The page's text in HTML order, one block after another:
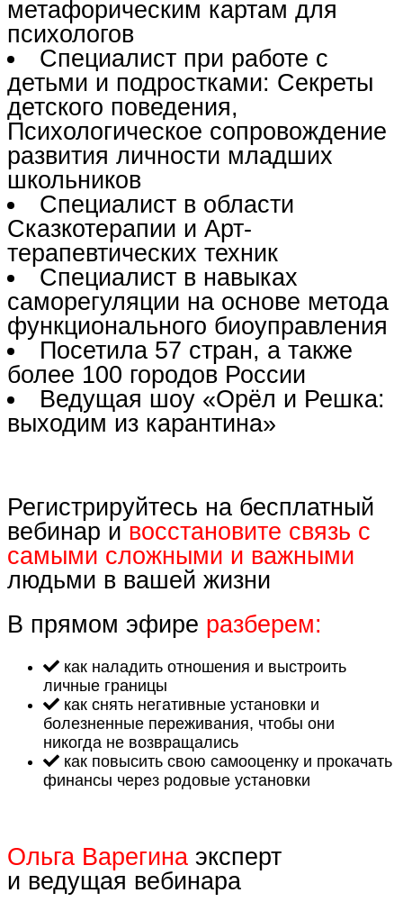
метафорическим картам для
психологов
Специалист при работе с
детьми и подростками: Секреты
детского поведения,
Психологическое сопровождение
развития личности младших
школьников
Специалист в области
Сказкотерапии и Арт-
терапевтических техник
Специалист в навыках
саморегуляции на основе метода
функционального биоуправления
Посетила 57 стран, а также
более 100 городов России
Ведущая шоу «Орёл и Решка:
выходим из карантина»
Регистрируйтесь на бесплатный
вебинар и восстановите связь с
самыми сложными и важными
людьми в вашей жизни
В прямом эфире разберем:
как наладить отношения и выстроить
личные границы
как снять негативные установки и
болезненные переживания, чтобы они
никогда не возвращались
как повысить свою самооценку и прокачать
финансы через родовые установки
Ольга Варегина эксперт
и ведущая вебинара